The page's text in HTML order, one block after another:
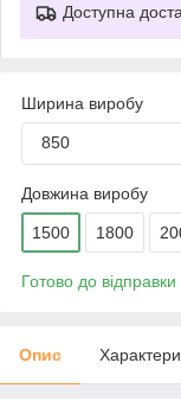
Доступна
Ширина виробу
850
Довжина виробу
1500 1800
Готово до відправки
Опис